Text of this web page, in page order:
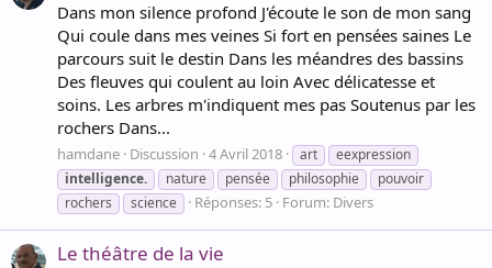
Dans mon silence profond J'écoute le son de mon sang
Qui coule dans mes veines Si fort en pensées saines Le
parcours suit le destin Dans les méandres des bassins
Des fleuves qui coulent au loin Avec délicatesse et
soins. Les arbres m'indiquent mes pas Soutenus par les
rochers Dans...
hamdane Discussion 4 Avril 2018 art
eexpression
intelligence.
nature pensée philosophie
pouvoir
rochers
science Réponses: 5 Forum: Divers
Le théâtre de la vie